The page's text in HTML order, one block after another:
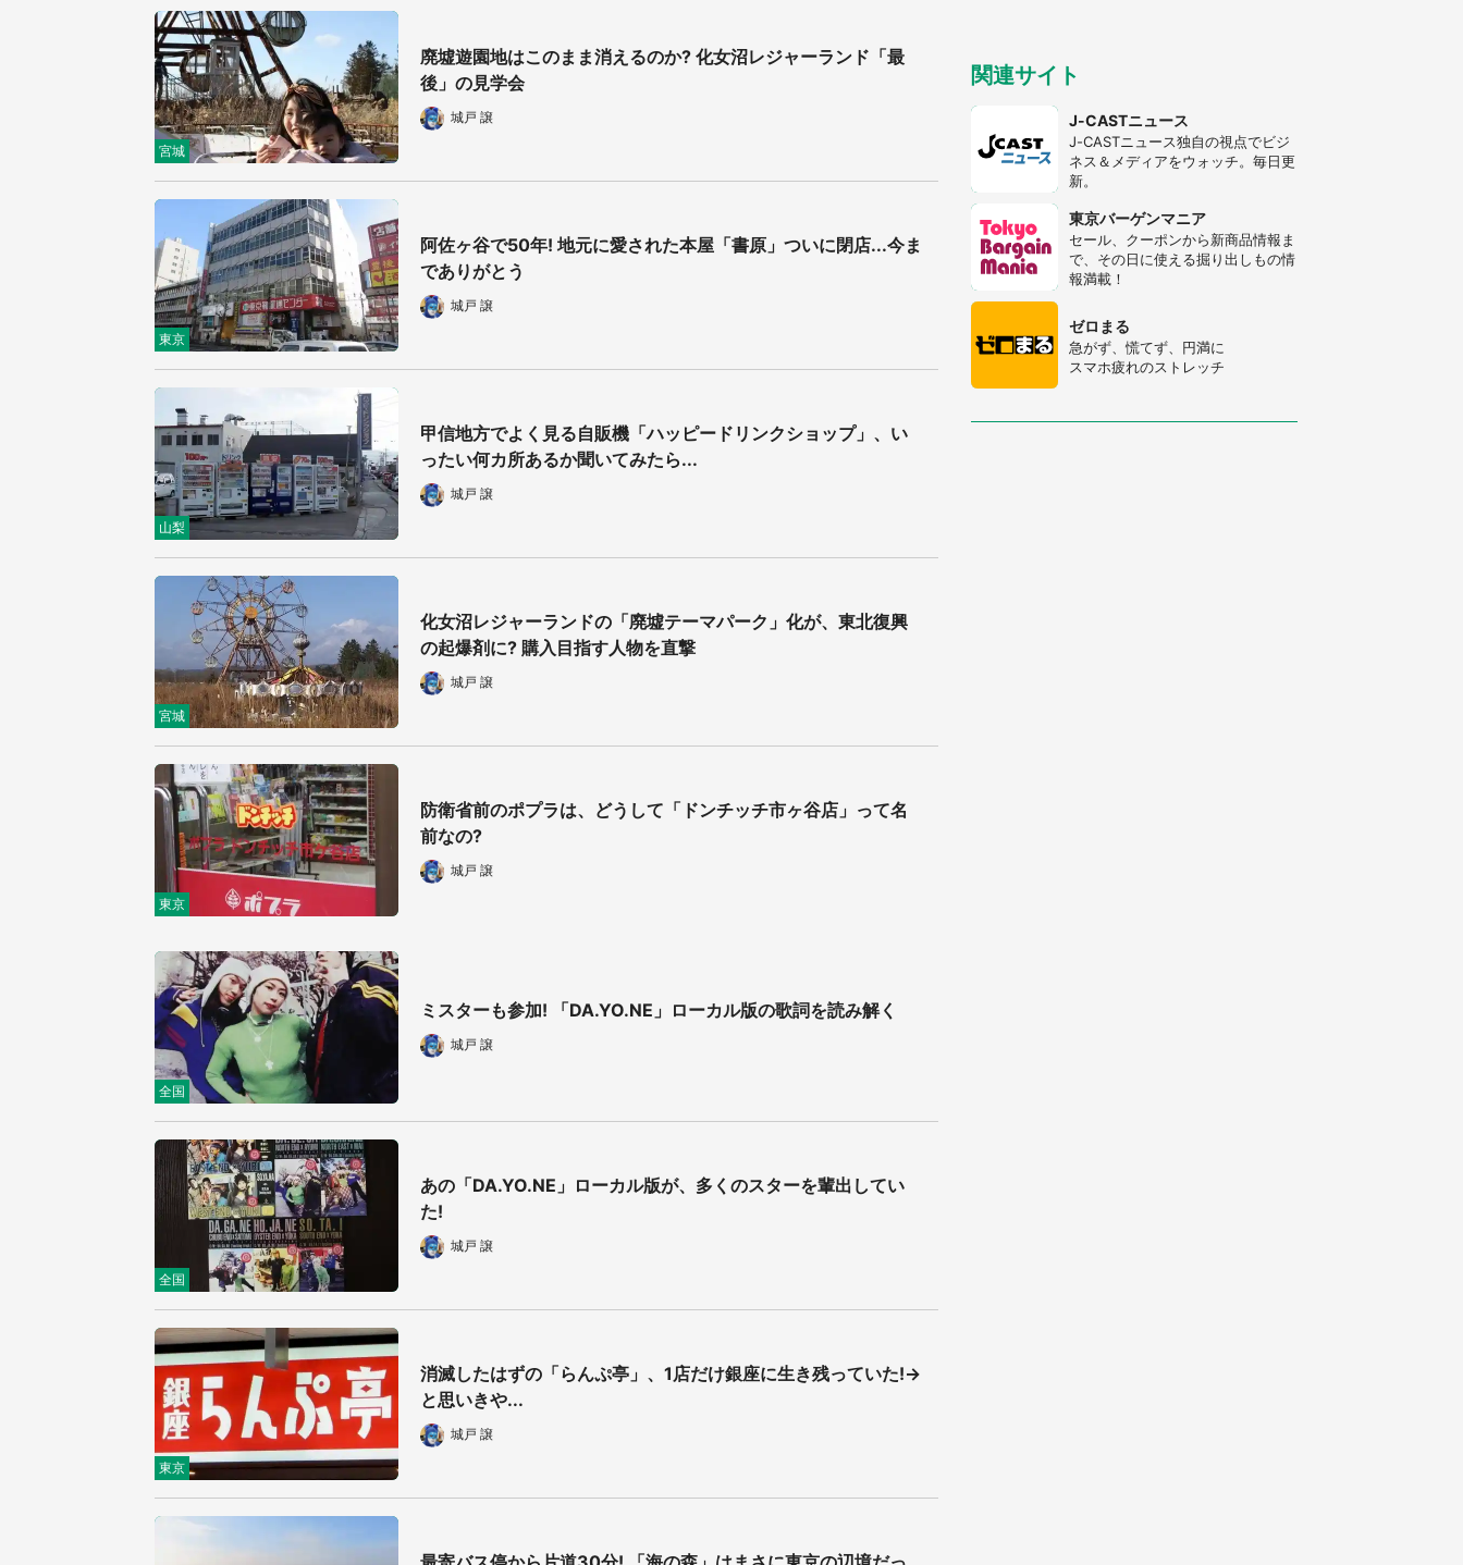
宮城
廃墟遊園地はこのまま消えるのか? 化女沼レジャーランド「最
後」の見学会
城戸 譲
東京
阿佐ヶ谷で50年! 地元に愛された本屋「書原」ついに閉店...今ま
でありがとう
城戸 譲
山梨
甲信地方でよく見る自販機「ハッピードリンクショップ」、い
ったい何カ所あるか聞いてみたら...
城戸 譲
宮城
化女沼レジャーランドの「廃墟テーマパーク」化が、東北復興
の起爆剤に? 購入目指す人物を直撃
城戸 譲
東京
防衛省前のポプラは、どうして「ドンチッチ市ヶ谷店」って名
前なの?
城戸 譲
全国
ミスターも参加! 「DA.YO.NE」ローカル版の歌詞を読み解く
城戸 譲
全国
あの「DA.YO.NE」ローカル版が、多くのスターを輩出してい
た!
城戸 譲
東京
消滅したはずの「らんぷ亭」、1店だけ銀座に生き残っていた!→
と思いきや...
城戸 譲
求めると、住人の男性が...」
関連サイト
J-CASTニュース
J-CASTニュース独自の視点でビジ
ネス＆メディアをウォッチ。毎日更
新。
東京バーゲンマニア
セール、クーポンから新商品情報ま
で、その日に使える掘り出しもの情
報満載！
ゼロまる
急がず、慌てず、円満に
スマホ疲れのストレッチ